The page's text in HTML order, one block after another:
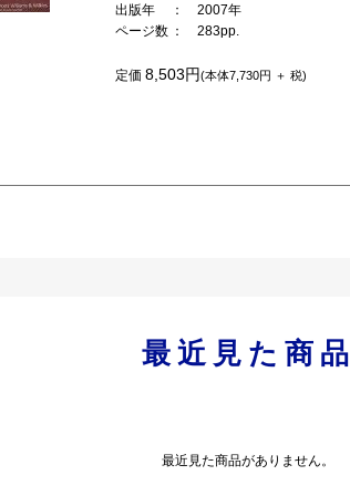
出版年
： 2007年
ページ数 ： 283pp.
定価 8,503円(本体7,730円 ＋ 税)
最近見た商品
最近見た商品がありません。